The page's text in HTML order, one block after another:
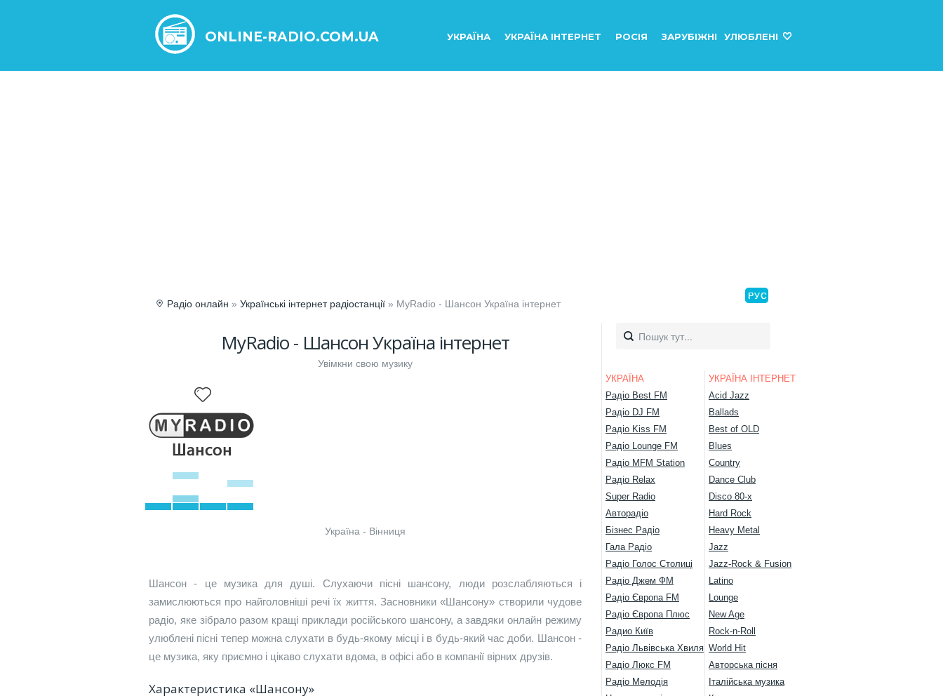
ONLINE-RADIO.COM.UA УКРАЇНА УКРАЇНА ІНТЕРНЕТ РОСІЯ ЗАРУБІЖНІ УЛЮБЛЕНІ
Радіо онлайн » Українські інтернет радіостанції » MyRadio - Шансон Україна інтернет
MyRadio - Шансон Україна інтернет
Увімкни свою музику
Україна - Вінниця
Шансон - це музика для душі. Слухаючи пісні шансону, люди розслабляються і
замислюються про найголовніші речі їх життя. Засновники «Шансону» створили чудове
радіо, яке зібрало разом кращі приклади російського шансону, а завдяки онлайн режиму
улюблені пісні тепер можна слухати в будь-якому місці і в будь-який час доби. Шансон -
це музика, яку приємно і цікаво слухати вдома, в офісі або в компанії вірних друзів.
Характеристика «Шансону»
УКРАЇНА
Радіо Best FM
Радіо DJ FM
Радіо Kiss FM
Радіо Lounge FM
Радіо MFM Station
Радіо Relax
Super Radio
Авторадіо
Бізнес Радіо
Гала Радіо
Радіо Голос Столиці
Радіо Джем ФМ
Радіо Європа FM
Радіо Європа Плюс
Радио Київ
Радіо Львівська Хвиля
Радіо Люкс FM
Радіо Мелодія
УКРАЇНА ІНТЕРНЕТ
Acid Jazz
Ballads
Best of OLD
Blues
Country
Dance Club
Disco 80-х
Hard Rock
Heavy Metal
Jazz
Jazz-Rock & Fusion
Latino
Lounge
New Age
Rock-n-Roll
World Hit
Авторська пісня
Італійська музика